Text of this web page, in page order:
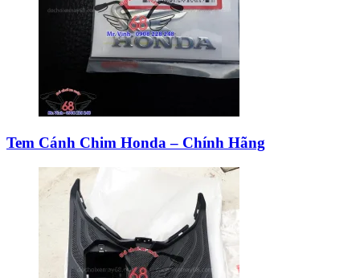
Tem Cánh Chim Honda – Chính Hãng